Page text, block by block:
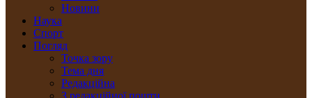
Новини
Наука
Спорт
Погляд
Точка зору
Тема дня
Редакційна
З редакційної пошти